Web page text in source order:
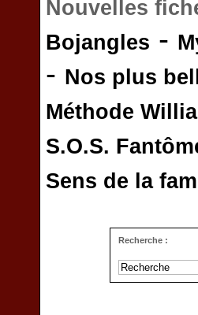
Nouvelles
Bojangles -
- Nos plus
Méthode
S.O.S.
Sens de la
Recherche :